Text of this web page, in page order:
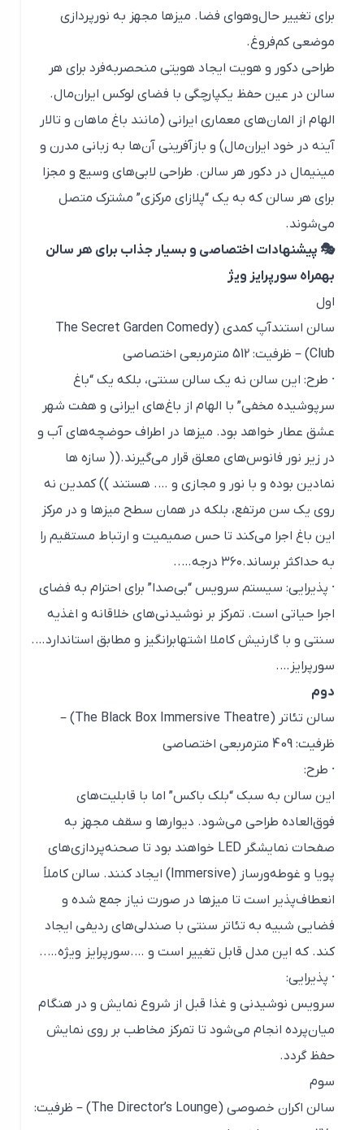
برای تغییر حال‌وهوای فضا. میزها مجهز به نورپردازی
موضعی کم‌فروغ.
طراحی دکور و هویت ایجاد هویتی منحصربه‌فرد برای هر
سالن در عین حفظ یکپارچگی با فضای لوکس ایران‌مال.
الهام از المان‌های معماری ایرانی (مانند باغ ماهان و تالار
آینه در خود ایران‌مال) و بازآفرینی آن‌ها به زبانی مدرن و
مینیمال در دکور هر سالن. طراحی لابی‌های وسیع و مجزا
برای هر سالن که به یک “پلازای مرکزی” مشترک متصل
می‌شوند.
🎭 پیشنهادات اختصاصی و بسیار جذاب برای هر سالن
بهمراه سورپرایز ویژ
سالن استندآپ کمدی (The Secret Garden Comedy
Club) – ظرفیت: 512 مترمربعی اختصاصی
· طرح: این سالن نه یک سالن سنتی، بلکه یک “باغ
سرپوشیده مخفی” با الهام از باغ‌های ایرانی و هفت شهر
عشق عطار خواهد بود. میزها در اطراف حوضچه‌های آب و
در زیر نور فانوس‌های معلق قرار می‌گیرند.(( سازه ها
نمادین بوده و با نور و مجازی و …. هستند )) کمدین نه
روی یک سن مرتفع، بلکه در همان سطح میزها و در مرکز
این باغ اجرا می‌کند تا حس صمیمیت و ارتباط مستقیم را
به حداکثر برساند.۳۶۰ درجه…..
· پذیرایی: سیستم سرویس “بی‌صدا” برای احترام به فضای
اجرا حیاتی است. تمرکز بر نوشیدنی‌های خلاقانه و اغذیه
سنتی و با گارنیش کاملا اشتهابرانگیز و مطابق استاندارد….
سورپرایز….
سالن تئاتر (The Black Box Immersive Theatre) –
ظرفیت: 409 مترمربعی اختصاصی
· طرح:
این سالن به سبک “بلک باکس” اما با قابلیت‌های
فوق‌العاده طراحی می‌شود. دیوارها و سقف مجهز به
صفحات نمایشگر LED خواهند بود تا صحنه‌پردازی‌های
پویا و غوطه‌ورساز (Immersive) ایجاد کنند. سالن کاملاً
انعطاف‌پذیر است تا میزها در صورت نیاز جمع شده و
فضایی شبیه به تئاتر سنتی با صندلی‌های ردیفی ایجاد
کند. که این مدل قابل تغییر است و ….سورپرایز ویژه…..
· پذیرایی:
سرویس نوشیدنی و غذا قبل از شروع نمایش و در هنگام
میان‌پرده انجام می‌شود تا تمرکز مخاطب بر روی نمایش
حفظ گردد.
سوم
سالن اکران خصوصی (The Director’s Lounge) – ظرفیت: